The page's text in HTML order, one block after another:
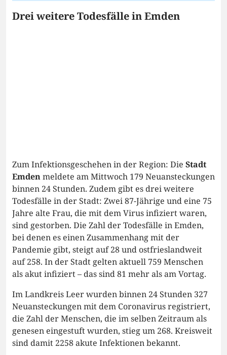
Drei weitere Todesfälle in Emden
Zum Infektionsgeschehen in der Region: Die Stadt
Emdenmeldete am Mittwoch 179 Neuansteckungen
binnen 24 Stunden. Zudem gibt es drei weitere
Todesfälle in der Stadt: Zwei 87-Jährige und eine 75
Jahre alte Frau, die mit dem Virus infiziert waren,
sind gestorben. Die Zahl der Todesfälle in Emden,
bei denen es einen Zusammenhang mit der
Pandemie gibt, steigt auf 28 und ostfrieslandweit
auf 258. In der Stadt gelten aktuell 759 Menschen
als akut infiziert – das sind 81 mehr als am Vortag.
Im Landkreis Leer wurden binnen 24 Stunden 327
Neuansteckungen mit dem Coronavirus registriert,
die Zahl der Menschen, die im selben Zeitraum als
genesen eingestuft wurden, stieg um 268. Kreisweit
sind damit 2258 akute Infektionen bekannt.